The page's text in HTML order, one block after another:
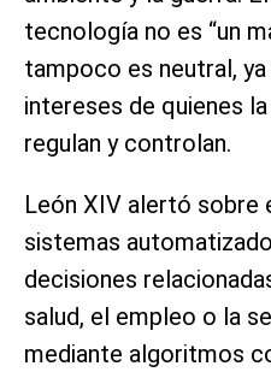
tecnología no es “un
tampoco es neutral,
intereses de quienes
regulan y controlan.
León XIV alertó sobre
sistemas
decisiones
salud, el empleo o la
mediante algoritmos